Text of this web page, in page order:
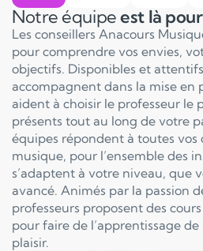
Notre équipeest là
Les conseillers Anacours
pour comprendre vos envies,
objectifs. Disponibles et
accompagnent dans la mise en
aident à choisir le professeur le
présents tout au long de votre
équipes répondent à toutes vos
musique, pour l’ensemble des
s’adaptent à votre niveau, que
avancé. Animés par la passion
professeurs proposent des
pour faire de l’apprentissage
plaisir.